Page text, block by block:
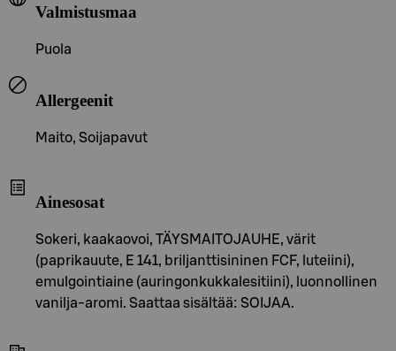
Valmistusmaa
Puola
Allergeenit
Maito, Soijapavut
Ainesosat
Sokeri, kaakaovoi, TÄYSMAITOJAUHE, värit
(paprikauute, E 141, briljanttisininen FCF, luteiini),
emulgointiaine (auringonkukkalesitiini), luonnollinen
vanilja-aromi. Saattaa sisältää: SOIJAA.